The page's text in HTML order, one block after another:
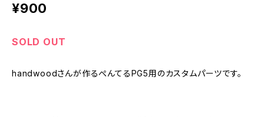
¥900
SOLD OUT
handwoodさんが作るぺんてるPG5用のカスタムパーツです。